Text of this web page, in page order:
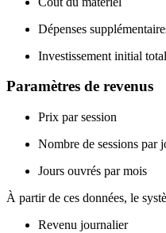
Dépenses
Investissement initial total
Paramètres de revenus
Prix par session
Nombre de sessions par
Jours ouvrés par mois
À partir de ces données, le
Revenu journalier